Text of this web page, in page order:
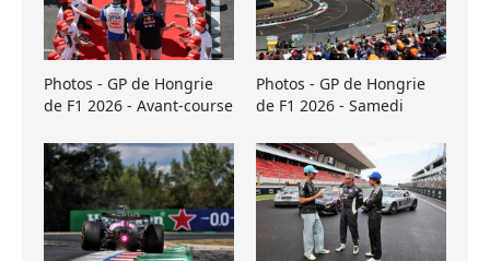
Photos - GP de Hongrie
de F1 2026 - Avant-course
Photos - GP de Hongrie
de F1 2026 - Samedi